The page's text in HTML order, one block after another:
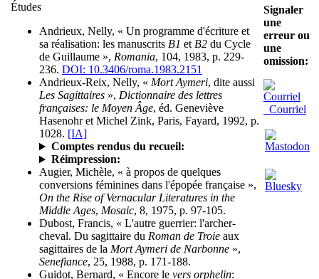
Études
Andrieux, Nelly, « Un programme d'écriture et
sa réalisation: les manuscrits B1 et B2 du Cycle
de Guillaume », Romania, 104, 1983, p. 229-
236. DOI: 10.3406/roma.1983.2151
Andrieux-Reix, Nelly, « Mort Aymeri, dite aussi
Les Sagittaires », Dictionnaire des lettres
françaises: le Moyen Âge, éd. Geneviève
Hasenohr et Michel Zink, Paris, Fayard, 1992, p.
1028. [IA]
Comptes rendus du recueil:
Réimpression:
Augier, Michèle, « à propos de quelques
conversions féminines dans l'épopée française »,
On the Rise of Vernacular Literatures in the
Middle Ages, Mosaic, 8, 1975, p. 97-105.
Dubost, Francis, « L'autre guerrier: l'archer-
cheval. Du sagittaire du Roman de Troie aux
sagittaires de la Mort Aymeri de Narbonne »,
Senefiance, 25, 1988, p. 171-188.
Guidot, Bernard, « Encore le vers orphelin:
Signaler
une
erreur ou
une
omission:
Courriel